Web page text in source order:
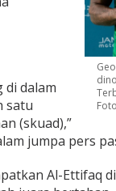
di dalam
satu
(skuad),”
jumpa pers
Al-Ettifaq